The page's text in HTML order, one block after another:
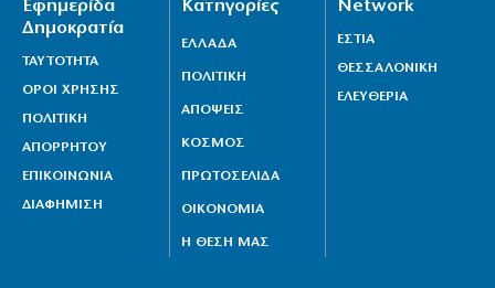
Εφημερίδα
Δημοκρατία
ΤΑΥΤΟΤΗΤΑ
ΟΡΟΙ ΧΡΗΣΗΣ
ΠΟΛΙΤΙΚΗ
ΑΠΟΡΡΗΤΟΥ
ΕΠΙΚΟΙΝΩΝΙΑ
ΔΙΑΦΗΜΙΣΗ
Κατηγορίες
ΕΛΛΑΔΑ
ΠΟΛΙΤΙΚΗ
ΑΠΟΨΕΙΣ
ΚΟΣΜΟΣ
ΠΡΩΤΟΣΕΛΙΔΑ
ΟΙΚΟΝΟΜΙΑ
Η ΘΕΣΗ ΜΑΣ
Network
ΕΣΤΙΑ
ΘΕΣΣΑΛΟΝΙΚΗ
ΕΛΕΥΘΕΡΙΑ